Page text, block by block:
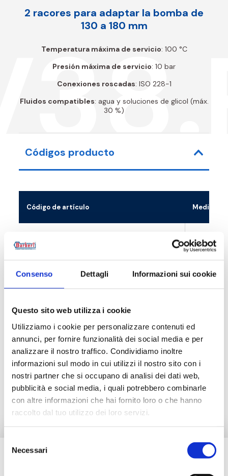
Consenso Dettagli Informazioni sui cookie
Questo sito web utilizza i cookie
Utilizziamo i cookie per personalizzare contenuti ed
annunci, per fornire funzionalità dei social media e per
analizzare il nostro traffico. Condividiamo inoltre
informazioni sul modo in cui utilizzi il nostro sito con i
nostri partner che si occupano di analisi dei dati web,
pubblicità e social media, i quali potrebbero combinarle
con altre informazioni che hai fornito loro o che hanno
raccolto dal tuo utilizzo dei loro servizi.
delNecessari
2 racores para adaptar la bomba de
130 a 180 mm
Temperatura máxima de servicio: 100 °C
Presión máxima de servicio: 10 bar
Conexiones roscadas: ISO 228-1
Fluidos compatibles: agua y soluciones de glicol (máx.
30 %)
Códigos producto
Código de artículo Medida
Documentación
Accesorios